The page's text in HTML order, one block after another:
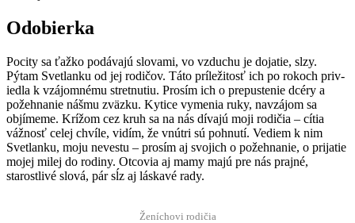
Odobierka
Poc­i­ty sa ťažko podá­va­jú slo­va­mi, vo vzduchu je dojatie, slzy.
Pýtam Svet­lanku od jej rodičov. Táto príleži­tosť ich po rokoch priv­
ied­la k vzájom­né­mu stret­nu­tiu. Prosím ich o pre­puste­nie dcéry a
požehnanie náš­mu zväzku. Kyt­ice vymenia ruky, navzájom sa
objímeme. Krížom cez kruh sa na nás díva­jú moji rodičia – cítia
vážnosť celej chvíle, vidím, že vnútri sú pohnutí. Vediem k nim
Svet­lanku, moju neves­tu – prosím aj svo­jich o požehnanie, o pri­jatie
mojej milej do rodiny. Otcovia aj mamy majú pre nás pra­jné,
starostlivé slová, pár sĺz aj láskavé rady.
Žení­chovi rodičia